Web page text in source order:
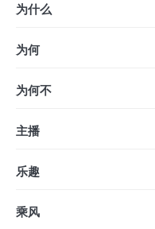
为什么
为何
为何不
主播
乐趣
乘风